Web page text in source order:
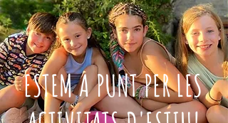
ESTEM A PUNT PER LES